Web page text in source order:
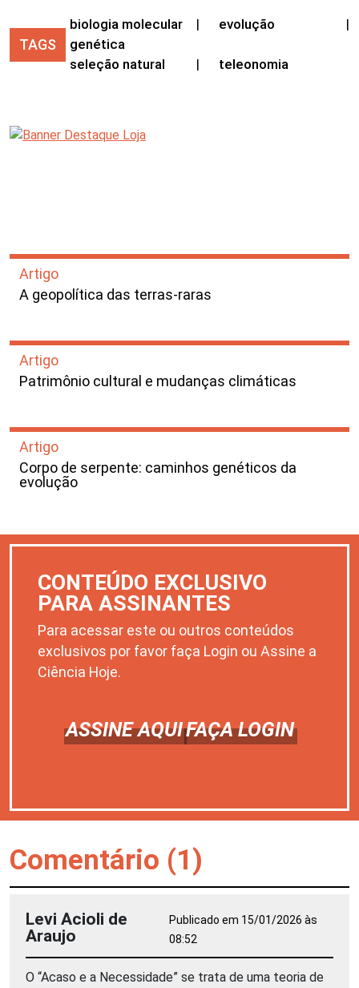
TAGS
biologia molecular | evolução
|
genética
seleção natural
| teleonomia
Artigo
A geopolítica das terras-raras
Artigo
Patrimônio cultural e mudanças climáticas
Artigo
Corpo de serpente: caminhos genéticos da
evolução
CONTEÚDO EXCLUSIVO
PARA ASSINANTES
Para acessar este ou outros conteúdos
exclusivos por favor faça Login ou Assine a
Ciência Hoje.
ASSINE AQUIFAÇA LOGIN
Comentário (1)
Levi Acioli de
Araujo
Publicado em 15/01/2026 às
08:52
O “Acaso e a Necessidade” se trata de uma teoria de